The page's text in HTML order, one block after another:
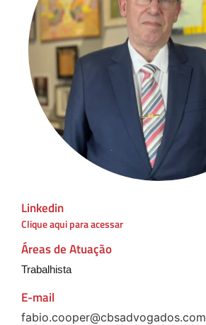
Linkedin
Clique aqui para acessar
Áreas de Atuação
Trabalhista
E-mail
fabio.cooper@cbsadvogados.com